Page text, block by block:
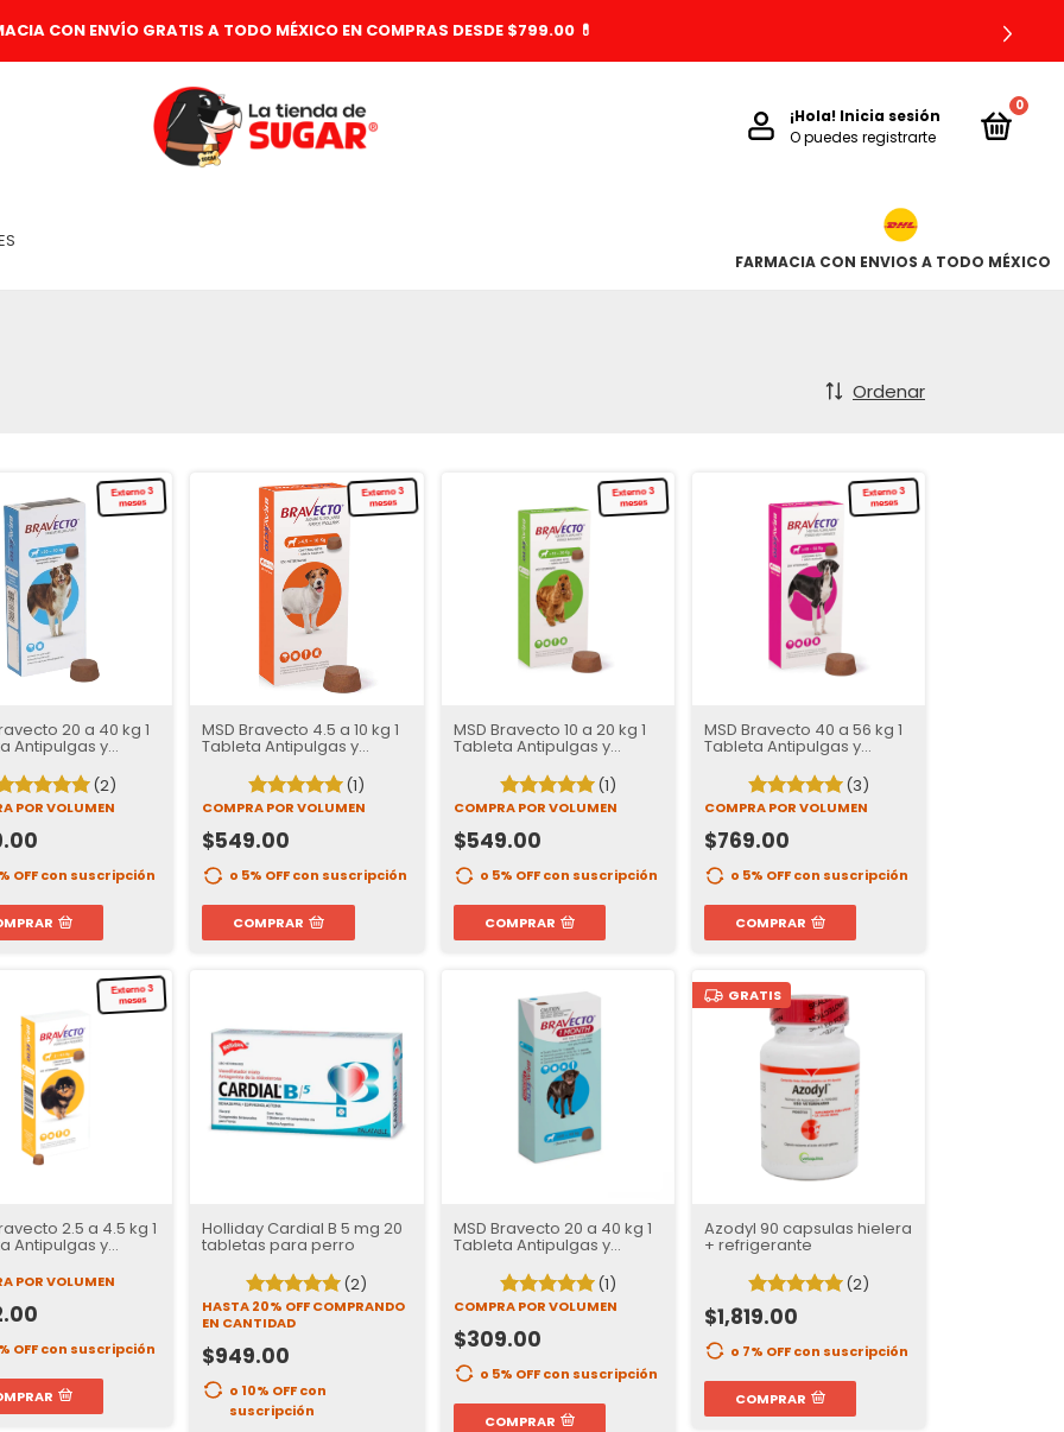
CON ENVÍO GRATIS A TODO MÉXICO EN COMPRAS DESDE $799.00 💊
¡Hola! Inicia sesión
O puedes registrarte
0
FARMACIA CON ENVIOS A TODO MÉXICO
Ordenar
Externo 3
meses
20 a 40 kg 1
Antipulgas y
de Protección
(2)
POR VOLUMEN
OFFcon suscripción
Externo 3
meses
MSD Bravecto 4.5 a 10 kg 1
Tableta Antipulgas y
12 semanas de Protección
(1)
COMPRA POR VOLUMEN
$549.00
o 5% OFFcon suscripción
COMPRAR
Externo 3
meses
MSD Bravecto 10 a 20 kg 1
Tableta Antipulgas y
12 semanas de Protección
(1)
COMPRA POR VOLUMEN
$549.00
o 5% OFFcon suscripción
COMPRAR
Externo 3
meses
MSD Bravecto 40 a 56 kg 1
Tableta Antipulgas y
12 semanas de Protección
(3)
COMPRA POR VOLUMEN
$769.00
o 5% OFFcon suscripción
COMPRAR
Externo 3
meses
2.5 a 4.5 kg 1
Antipulgas y
para Perros |
de Protección
POR VOLUMEN
OFFcon suscripción
Holliday Cardial B 5 mg 20
tabletas para perro
(2)
HASTA 20% OFFCOMPRANDO
EN CANTIDAD
$949.00
o 10% OFFcon
suscripción
MSD Bravecto 20 a 40 kg 1
Tableta Antipulgas y
Garrapatas para Perros |
37 Días de Protección
(1)
COMPRA POR VOLUMEN
$309.00
o 5% OFFcon suscripción
COMPRAR
GRATIS
Azodyl 90 capsulas hielera
+ refrigerante
(2)
$1,819.00
o 7% OFFcon suscripción
COMPRAR